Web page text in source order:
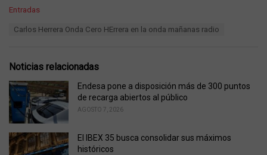
C
o
i
e
s
Entradas
:
Carlos Herrera Onda Cero HErrera en la onda mañanas radio
Noticias relacionadas
Endesa pone a disposición más de 300 puntos
de recarga abiertos al público
AGOSTO 7, 2026
El IBEX 35 busca consolidar sus máximos
históricos